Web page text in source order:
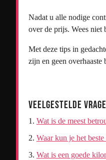
Nadat u alle nodige
over de prijs. Wees niet
Met deze tips in
zijn en geen overhaaste
Veelgestelde
Wat is de meest
Waar kun je het
Wat is een goede